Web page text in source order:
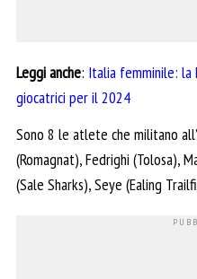
Leggi anche: Italia femminile:
giocatrici per il 2024
Sono 8 le atlete che militano
(Romagnat), Fedrighi (Tolosa),
(Sale Sharks), Seye (Ealing